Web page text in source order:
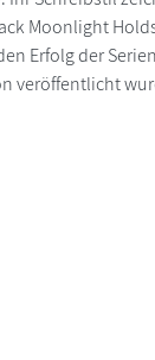
Moonlight
Erfolg der
veröffentlicht